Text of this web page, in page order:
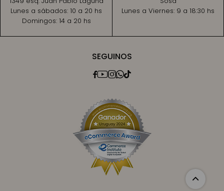
SEGUINOS

Lunes a sábados: 10 a 20 hs
Domingos: 14 a 20 hs
Lunes a Viernes: 9 a 18:30 hs